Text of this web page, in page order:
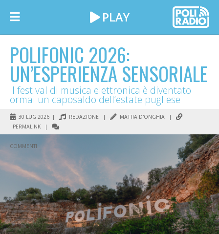
POLIFONIC 2026:
UN’ESPERIENZA SENSORIALE
Il festival di musica elettronica è diventato
ormai un caposaldo dell’estate pugliese
30 LUG 2026 | REDAZIONE | MATTIA D'ONGHIA
|
PERMALINK
|
COMMENTI